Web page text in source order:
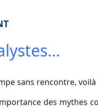
sans rencontre,
des